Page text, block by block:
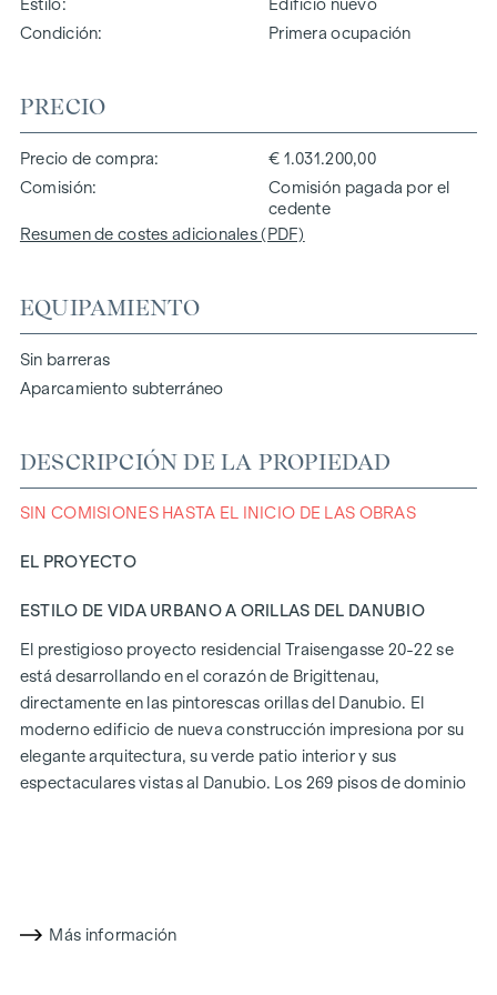
Estilo
Edificio nuevo
Condición
Primera ocupación
PRECIO
Precio de compra
€ 1.031.200,00
Comisión
Comisión pagada por el
cedente
Resumen de costes adicionales (PDF)
EQUIPAMIENTO
Sin barreras
Aparcamiento subterráneo
DESCRIPCIÓN DE LA PROPIEDAD
SIN COMISIONES HASTA EL INICIO DE LAS OBRAS
EL PROYECTO
ESTILO DE VIDA URBANO A ORILLAS DEL DANUBIO
El prestigioso proyecto residencial Traisengasse 20-22 se
está desarrollando en el corazón de Brigittenau,
directamente en las pintorescas orillas del Danubio. El
moderno edificio de nueva construcción impresiona por su
elegante arquitectura, su verde patio interior y sus
espectaculares vistas al Danubio. Los 269 pisos de dominio
barrios más animados de Viena.
Más información